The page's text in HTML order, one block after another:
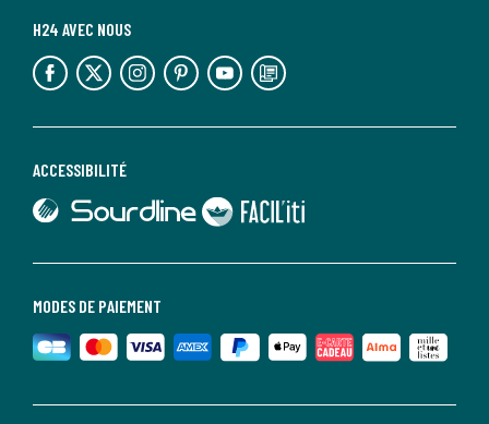
MODES DE PAIEMENT
ACCESSIBILITÉ
lien vers Sourdline
lien vers Faciliti
H24 AVEC NOUS
lien vers l'espace réseaux sociaux lien vers l'espace réseaux sociaux lien vers l'espace réseaux sociaux lien vers l'espace réseaux sociaux lien vers l'espace réseaux sociaux lien vers le blog la redoute